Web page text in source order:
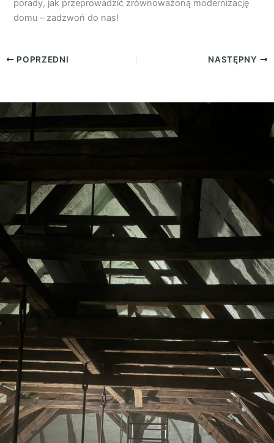
porady, jak przeprowadzić zrównoważoną modernizację
domu – zadzwoń do nas!
POPRZEDNI NASTĘPNY